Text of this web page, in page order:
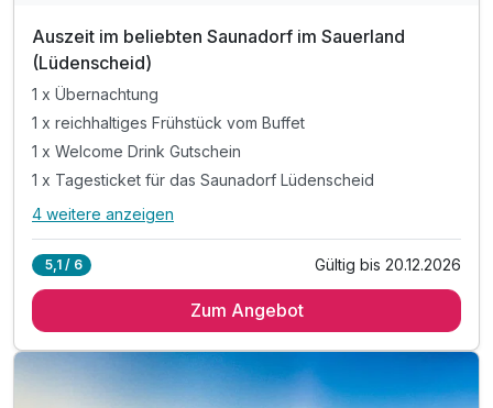
Auszeit im beliebten Saunadorf im Sauerland
(Lüdenscheid)
1 x Übernachtung
1 x reichhaltiges Frühstück vom Buffet
1 x Welcome Drink Gutschein
1 x Tagesticket für das Saunadorf Lüdenscheid
Alle Inklusivleistungen
1 x reichhaltiges Frühstück vom Buffet
1 x Tagesticket für das Saunadorf Lüdenscheid
inkl. Nutzung von Sauna, Schwimmbad, Fitnessraum
4 weitere anzeigen
5,1 / 6 Gültig bis 20.12.2026
Zum Angebot